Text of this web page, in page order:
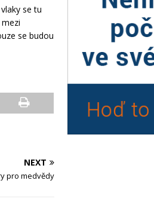
se tu
se budou
NEXT
pro medvědy